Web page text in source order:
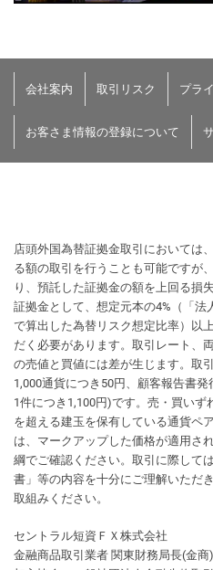
会社案内 取引リスク プラ
お客さま情報の登録について
店頭外国為替証拠金取引においては
る額の取引を行うことも可能ですが
り、預託した証拠金の額を上回る損
証拠金として、想定元本の4%（「
で算出した為替リスク想定比率）以
だく必要があります。取引レート、
の売値と買値には差が生じます。取
1,000通貨につき50円、顧客報告書発
1件につき1,100円)です。売・買い
を超える建玉を保有している通貨ペ
は、マークアップした価格が適用さ
綱でご確認ください。取引に際して
書」等の内容を十分にご理解いただ
取組みください。
セントラル短資ＦＸ株式会社
金融商品取引業者 関東財務局長(金商